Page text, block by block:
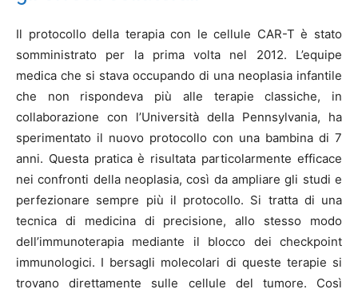
Il protocollo della terapia con le cellule CAR-T è stato
somministrato per la prima volta nel 2012. L’equipe
medica che si stava occupando di una neoplasia infantile
che non rispondeva più alle terapie classiche, in
collaborazione con l’Università della Pennsylvania, ha
sperimentato il nuovo protocollo con una bambina di 7
anni. Questa pratica è risultata particolarmente efficace
nei confronti della neoplasia, così da ampliare gli studi e
perfezionare sempre più il protocollo. Si tratta di una
tecnica di medicina di precisione, allo stesso modo
dell’immunoterapia mediante il blocco dei checkpoint
immunologici. I bersagli molecolari di queste terapie si
trovano direttamente sulle cellule del tumore. Così